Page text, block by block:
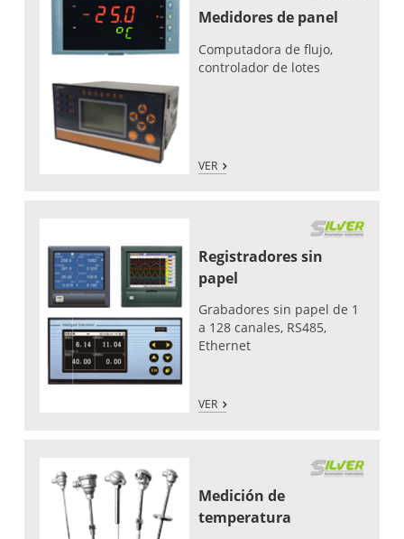
Medidores de panel
Computadora de flujo,
controlador de lotes
VER
Registradores sin
papel
Grabadores sin papel de 1
a 128 canales, RS485,
Ethernet
VER
Medición de
temperatura